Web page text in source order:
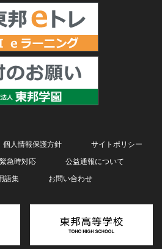
個人情報保護方針
サイトポリシー
緊急時対応
公益通報について
語集
お問い合わせ